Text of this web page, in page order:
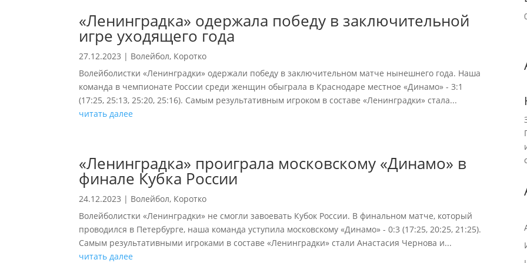
«Ленинградка» одержала победу в заключительной
игре уходящего года
27.12.2023 | Волейбол, Коротко
Волейболистки «Ленинградки» одержали победу в заключительном матче нынешнего года. Наша
команда в чемпионате России среди женщин обыграла в Краснодаре местное «Динамо» - 3:1
(17:25, 25:13, 25:20, 25:16). Самым результативным игроком в составе «Ленинградки» стала...
читать далее
«Ленинградка» проиграла московскому «Динамо» в
финале Кубка России
24.12.2023 | Волейбол, Коротко
Волейболистки «Ленинградки» не смогли завоевать Кубок России. В финальном матче, который
проводился в Петербурге, наша команда уступила московскому «Динамо» - 0:3 (17:25, 20:25, 21:25).
Самым результативными игроками в составе «Ленинградки» стали Анастасия Чернова и...
читать далее